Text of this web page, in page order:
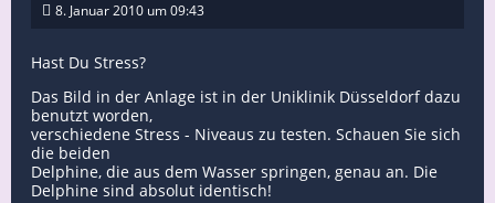
8. Januar 2010 um 09:43
Hast Du Stress?
Das Bild in der Anlage ist in der Uniklinik Düsseldorf dazu
benutzt worden,
verschiedene Stress - Niveaus zu testen. Schauen Sie sich
die beiden
Delphine, die aus dem Wasser springen, genau an. Die
Delphine sind absolut identisch!